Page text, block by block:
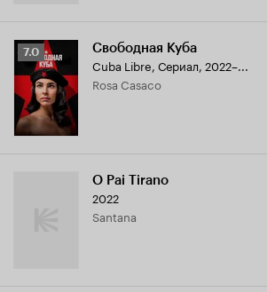
Рейтинг
Кинопоиска
7.0
7.0 Свободная Куба
Cuba Libre, Сериал, 2022–...
Rosa Casaco
O Pai Tirano
2022
Santana